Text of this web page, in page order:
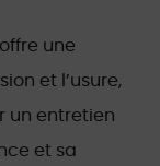
une
et l’usure,
un entretien
et sa